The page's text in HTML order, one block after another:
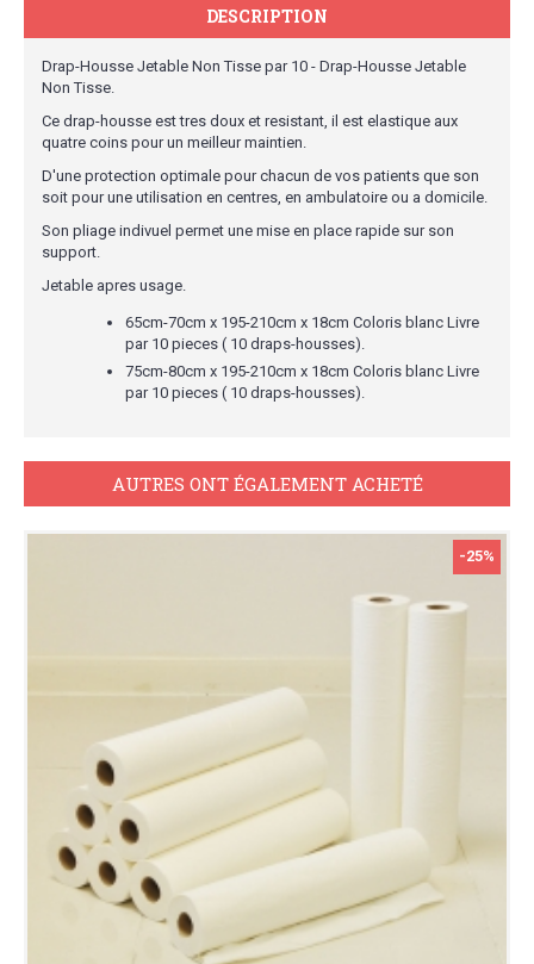
DESCRIPTION
Drap-Housse Jetable Non Tisse par 10 - Drap-Housse Jetable
Non Tisse.
Ce drap-housse est tres doux et resistant, il est elastique aux
quatre coins pour un meilleur maintien.
D'une protection optimale pour chacun de vos patients que son
soit pour une utilisation en centres, en ambulatoire ou a domicile.
Son pliage indivuel permet une mise en place rapide sur son
support.
Jetable apres usage.
65cm-70cm x 195-210cm x 18cm Coloris blanc Livre
par 10 pieces ( 10 draps-housses).
75cm-80cm x 195-210cm x 18cm Coloris blanc Livre
par 10 pieces ( 10 draps-housses).
AUTRES ONT ÉGALEMENT ACHETÉ
-25%